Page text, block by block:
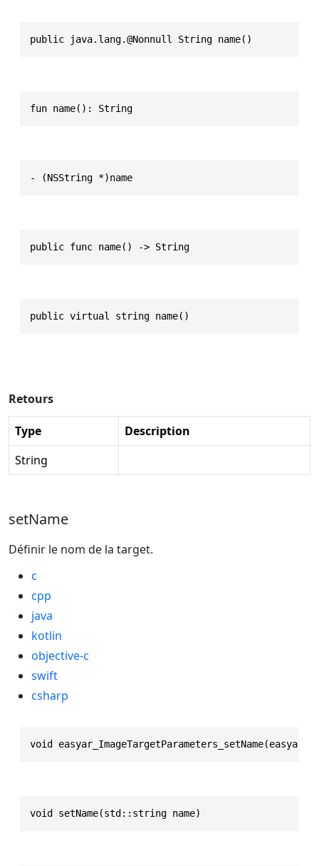
public java.lang.@Nonnull String name()
fun name(): String
- (NSString *)name
public func name() -> String
public virtual string name()
Retours
Type
Description
String
setName
Définir le nom de la target.
c
cpp
java
kotlin
objective-c
swift
csharp
void
void setName(std::string name)